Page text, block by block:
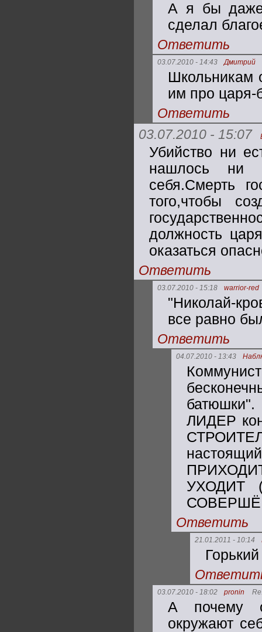
А я бы даже
сделал
Ответить
03.07.2010 - 14:43 Дмитрий
Школьникам
им про царя-
Ответить
03.07.2010 - 15:07
Убийство ни
нашлось ни
себя.Смерть
того,чтобы
должность
оказаться
Ответить
03.07.2010 - 15:18 warrior-red
"Николай-
все равно
Ответить
04.07.2010 - 13:43
ЛИДЕР
УХОДИТ
Ответить
21.01.2011 - 10:14
03.07.2010 - 18:02 pronin
А почему
окружают